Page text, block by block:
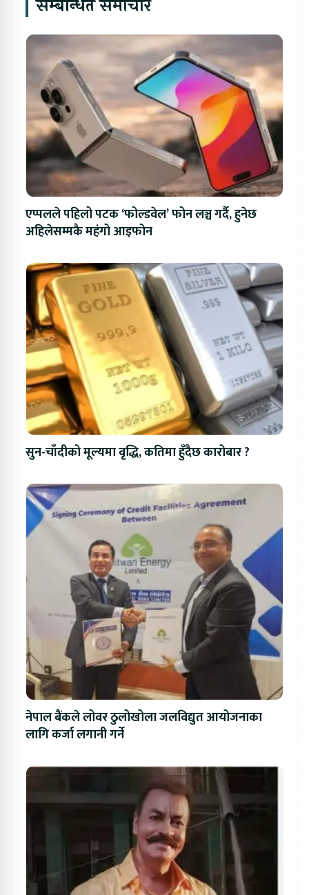
सम्बन्धित समाचार
एप्पलले पहिलो पटक ‘फोल्डवेल’ फोन लञ्च गर्दै, हुनेछ
अहिलेसम्मकै महंगो आइफोन
सुन-चाँदीको मूल्यमा वृद्धि, कतिमा हुँदैछ कारोबार ?
नेपाल बैंकले लोवर ठुलोखोला जलविद्युत आयोजनाका
लागि कर्जा लगानी गर्ने